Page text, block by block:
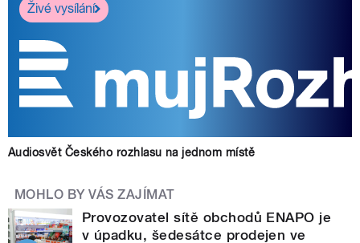
Živé vysílání
Audiosvět Českého rozhlasu na jednom místě
MOHLO BY VÁS ZAJÍMAT
Provozovatel sítě obchodů ENAPO je
v úpadku, šedesátce prodejen ve